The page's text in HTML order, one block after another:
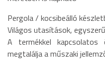
Pergola / kocsibeálló
Világos utasítások,
A termékkel kapcsolatos
megtalálja a műszaki